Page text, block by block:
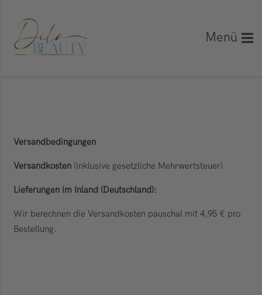
Menü
Versandbedingungen
Versandkosten(inklusive gesetzliche Mehrwertsteuer)
Lieferungen im Inland (Deutschland):
Wir berechnen die Versandkosten pauschal mit 4,95 € pro
Bestellung.